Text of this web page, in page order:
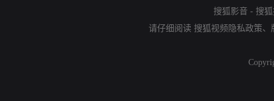
搜狐影音 - 搜
请仔细阅读 搜狐视频隐私政策、